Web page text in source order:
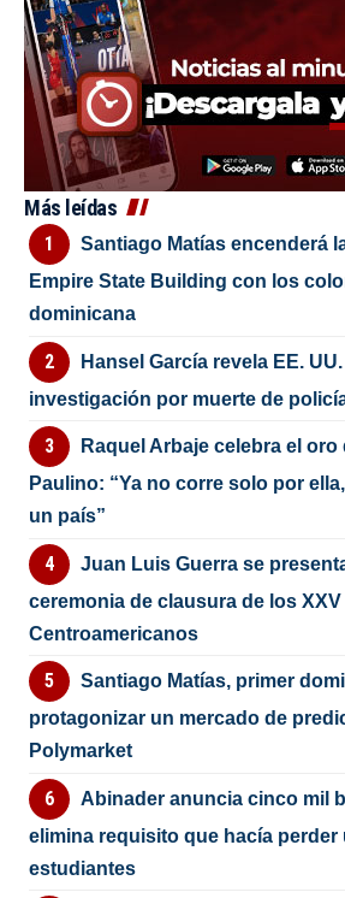
Más leídas
Santiago Matías encenderá
Empire State Building con los
dominicana
Hansel García revela EE.
investigación por muerte de
Raquel Arbaje celebra el oro
Paulino: “Ya no corre solo por
un país”
Juan Luis Guerra se
ceremonia de clausura de los
Centroamericanos
Santiago Matías, primer
protagonizar un mercado de
Polymarket
Abinader anuncia cinco mil
elimina requisito que hacía perder
estudiantes